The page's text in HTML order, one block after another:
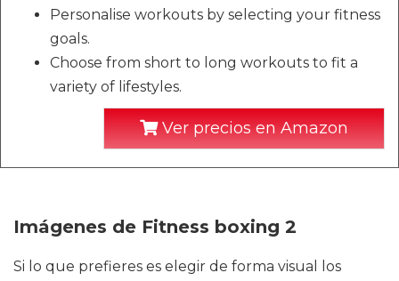
Personalise workouts by selecting your fitness
goals.
Choose from short to long workouts to fit a
variety of lifestyles.
Ver precios en Amazon
Imágenes de Fitness boxing 2
Si lo que prefieres es elegir de forma visual los